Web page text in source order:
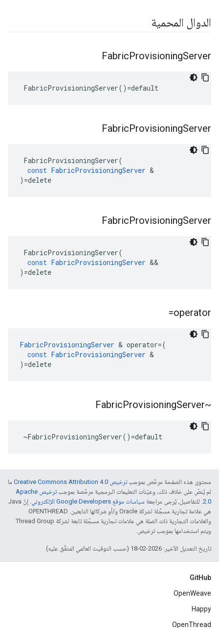
الدوال المحمية
FabricProvisioningServer
FabricProvisioningServer()=default
FabricProvisioningServer
FabricProvisioningServer(
const FabricProvisioningServer &
) =delete
FabricProvisioningServer
FabricProvisioningServer(
const FabricProvisioningServer &&
) =delete
operator=
FabricProvisioningServer & operator=(
const FabricProvisioningServer &
) =delete
~Fabric
ProvisioningServer
~FabricProvisioningServer()=default
محتوى هذه الصفحة مرخّص بموجبترخيص Creative Commons Attribution 4.0‏
ما
لم يُنصّ على خلاف ذلك، وعيّنات التعليمات البرمجية مرخّصة بموجب
ترخيص Apache
2.0‏. للتفاصيل، يُرجى مراجعة سياسات موقع Google Developers الإلكتروني
. إنّ Java
هي علامة تجارية مسجَّلة لشركة Oracle و/أو شركائها التابعين. ‫OPENTHREAD
والعلامات التجارية ذات الصلة هي علامات تجارية مسجّلة تابعة لشركة Thread Group
ويتم استخدامها بموجب ترخيص.
تاريخ التعديل الأخير: 2026-02-18 (حسب التوقيت العالمي المتفَّق عليه)
GitHub
OpenWeave
Happy
OpenThread